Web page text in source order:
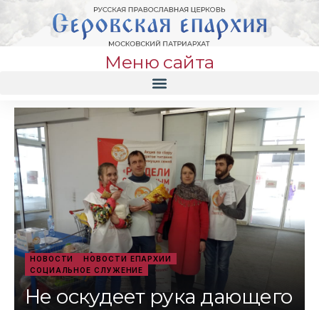
Меню сайта
НОВОСТИ
НОВОСТИ ЕПАРХИИ
СОЦИАЛЬНОЕ СЛУЖЕНИЕ
Не оскудеет рука дающего